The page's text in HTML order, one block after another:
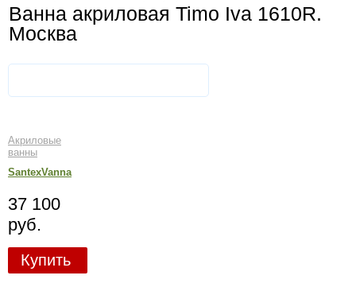
Ванна акриловая Timo Iva 1610R.
Москва
Акриловые
ванны
SantexVanna
37 100
руб.
Купить